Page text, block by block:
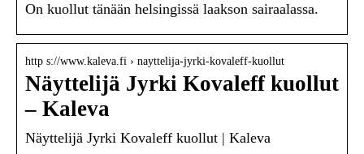
On kuollut tänään helsingissä laakson sairaalassa.
http s://www.kaleva.fi › nayttelija-jyrki-kovaleff-kuollut
Näyttelijä Jyrki Kovaleff kuollut
– Kaleva
Näyttelijä Jyrki Kovaleff kuollut | Kaleva